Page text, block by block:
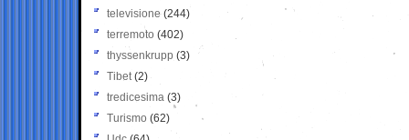
televisione(244)
terremoto (402)
thyssenkrupp (3)
Tibet(2)
tredicesima (3)
Turismo (62)